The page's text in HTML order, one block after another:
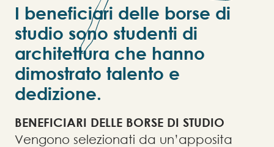
I beneficiari delle borse di
studio sono studenti di
architettura che hanno
dimostrato talento e
dedizione.
BENEFICIARI DELLE BORSE DI STUDIO
Vengono selezionati da un’apposita